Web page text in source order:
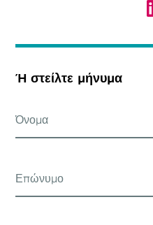
Ή στείλτε μήνυμα